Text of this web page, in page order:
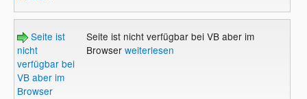
Seite ist
nicht
verfügbar bei
VB aber im
Browser
Seite ist nicht verfügbar bei VB aber im
Browser weiterlesen